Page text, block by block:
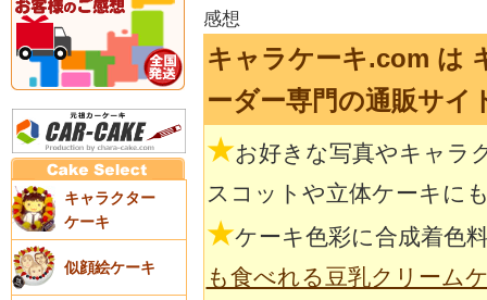
キャラクター
ケーキ
似顔絵ケーキ
感想
キャラケーキ.com は
ーダー専門の通販サイ
★お好きな写真やキャラ
スコットや立体ケーキに
★ケーキ色彩に合成着色
も食べれる豆乳クリーム